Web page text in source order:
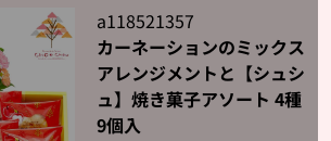
物、酵素処理ルチン、ローズマリー抽出物）、香料、着
、紅麹）、（一部に小麦・乳成分・大豆を含む）
a118521357
カーネーションのミックス
アレンジメントと【シュシ
ュ】焼き菓子アソート 4種
9個入